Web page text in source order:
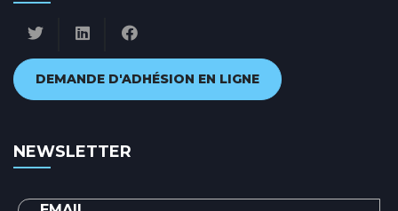
DEMANDE D'ADHÉSION EN LIGNE
NEWSLETTER